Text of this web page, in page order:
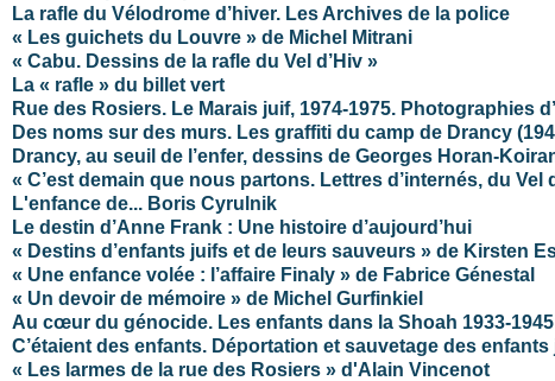
La rafle du Vélodrome d’hiver. Les Archives de la police
« Les guichets du Louvre » de Michel Mitrani
« Cabu. Dessins de la rafle du Vel d’Hiv »
La « rafle » du billet vert
Rue des Rosiers. Le Marais juif, 1974-1975. Photographies
Des noms sur des murs. Les graffiti du camp de Drancy
Drancy, au seuil de l’enfer, dessins de Georges Horan-
« C’est demain que nous partons. Lettres d’internés, du Vel
L'enfance de... Boris Cyrulnik
Le destin d’Anne Frank : Une histoire d’aujourd’hui
« Destins d’enfants juifs et de leurs sauveurs » de Kirsten
« Une enfance volée : l’affaire Finaly » de Fabrice Génestal
« Un devoir de mémoire » de Michel Gurfinkiel
Au cœur du génocide. Les enfants dans la Shoah 1933-1945
C’étaient des enfants. Déportation et sauvetage des
« Les larmes de la rue des Rosiers » d'Alain Vincenot